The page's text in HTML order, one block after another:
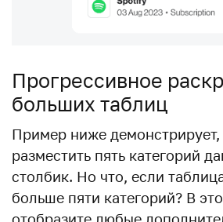
Прогрессивное
больших таблиц
Пример ниже
разместить пять категорий
столбик. Но что, если
больше пяти категорий? В